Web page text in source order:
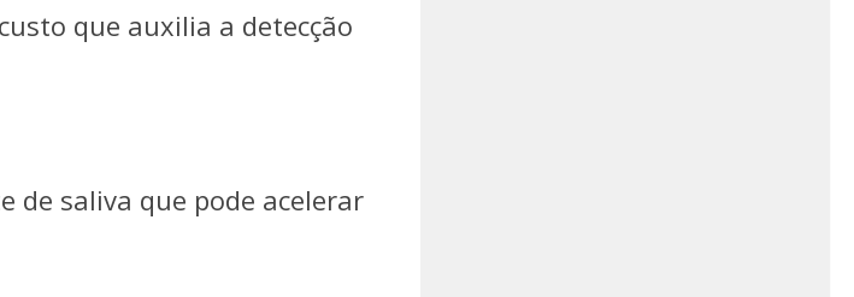
que auxilia a detecção
de saliva que pode acelerar